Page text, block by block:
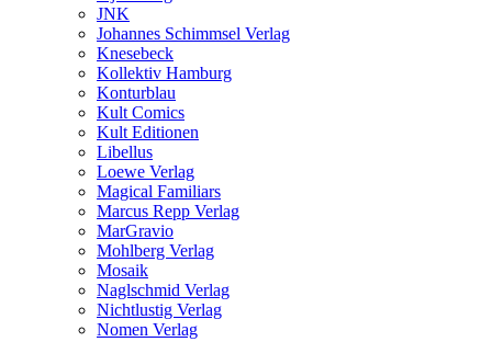
JNK
Johannes Schimmsel Verlag
Knesebeck
Kollektiv Hamburg
Konturblau
Kult Comics
Kult Editionen
Libellus
Loewe Verlag
Magical Familiars
Marcus Repp Verlag
MarGravio
Mohlberg Verlag
Mosaik
Naglschmid Verlag
Nichtlustig Verlag
Nomen Verlag